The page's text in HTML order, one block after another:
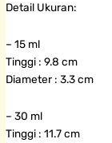
Detail Ukuran:
– 15 ml
Tinggi : 9.8 cm
Diameter : 3.3 cm
– 30 ml
Tinggi : 11.7 cm